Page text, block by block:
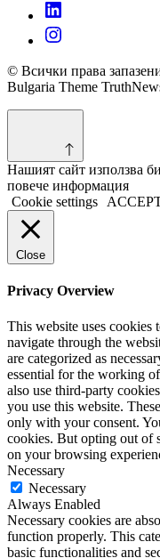
© Всички права
Bulgaria Theme
Нашият сайт използва
повече информация
Cookie settings
Close
Privacy Overview
This website uses
navigate through the
are categorized as
essential for the working
also use third-party
you use this website.
only with your consent.
cookies. But opting out of
on your browsing
Necessary
Necessary
Always Enabled
Necessary cookies are
function properly. This
basic functionalities and